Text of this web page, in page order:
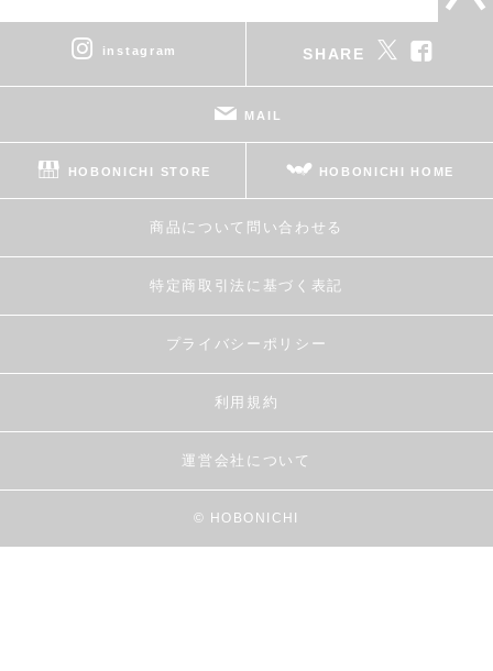
instagram SHARE
MAIL
HOBONICHI STORE HOBONICHI HOME
商品について問い合わせる
特定商取引法に基づく表記
プライバシーポリシー
利用規約
運営会社について
© HOBONICHI